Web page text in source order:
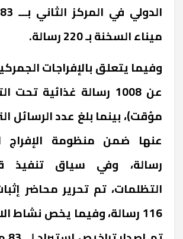
ميناء السخنة بـ 220 رسالة.
وفيما يتعلق بالإفراجات
عن 1008 رسالة غذائية
مؤقت)، بينما بلغ عدد الرسائل
رسالة، وفي سياق تنفيذ
التظلمات، تم تحرير محاضر
116 رسالة، وفيما يخص نشاط